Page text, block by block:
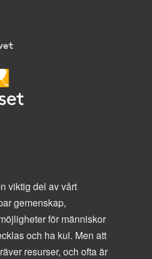
viktig del av vårt
gemenskap,
för människor
och ha kul. Men att
resurser, och ofta är